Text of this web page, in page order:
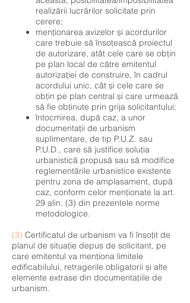
realizării lucrărilor solicitate prin
cerere;
menționarea avizelor și acordurilor
care trebuie să însoțească proiectul
de autorizare, atât cele care se obțin
pe plan local de către emitentul
autorizației de construire, în cadrul
acordului unic, cât și cele care se
obțin pe plan central și care urmează
să fie obținute prin grija solicitantului;
întocmirea, după caz, a unor
documentații de urbanism
suplimentare, de tip P.U.Z. sau
P.U.D., care să justifice soluția
urbanistică propusă sau să modifice
reglementările urbanistice existente
pentru zona de amplasament, după
caz, conform celor menționate la art.
29 alin. (3) din prezentele norme
metodologice.
(3) Certificatul de urbanism va fi însoțit de
planul de situație depus de solicitant, pe
care emitentul va menționa limitele
edificabilului, retragerile obligatorii și alte
elemente extrase din documentațiile de
urbanism.